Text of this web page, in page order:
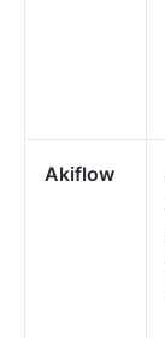
Akiflow